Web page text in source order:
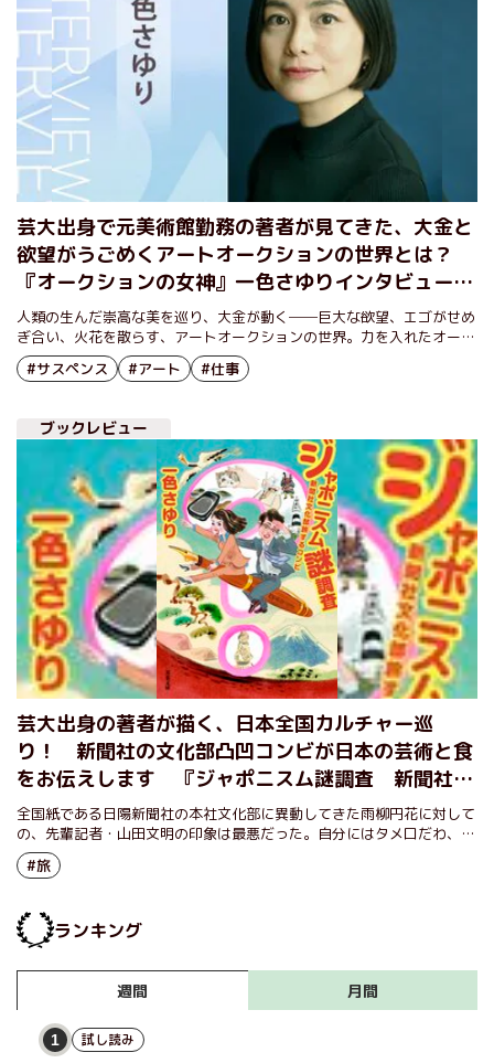
芸大出身で元美術館勤務の著者が見てきた、大金と
欲望がうごめくアートオークションの世界とは？
『オークションの女神』一色さゆりインタビュー
（前編）
人類の生んだ崇高な美を巡り、大金が動く──巨大な欲望、エゴがせめ
ぎ合い、火花を散らす、アートオークションの世界。力を入れたオーク
ションに「中止しなければ会場を爆破」との犯行予告が届いた。いざ、
当日……予想もしない展開のなか、関係者の企み、思惑が炸裂する!!
#サスペンス #アート #仕事
ブックレビュー
芸大出身の著者が描く、日本全国カルチャー巡
り！ 新聞社の文化部凸凹コンビが日本の芸術と食
をお伝えします 『ジャポニスム謎調査 新聞社文
化部旅するコンビ』一色さゆり
全国紙である日陽新聞社の本社文化部に異動してきた雨柳円花に対して
の、先輩記者・山田文明の印象は最悪だった。自分にはタメ口だわ、
SNSで人気者だわ、社会人としての礼儀はなってないわ……そして自分
より先に連載企画を担当するとは！ 芸大出身の著者が紡ぐ、文庫オリ
#旅
ランキング
週間 月間
1 試し読み